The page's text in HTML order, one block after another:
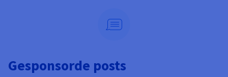
Gesponsorde posts